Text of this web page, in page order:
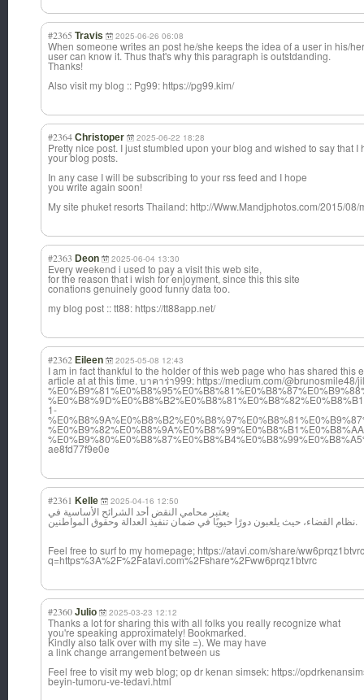
#2365 Travis 2025-06-26 06:08
When someone writes an post he/she keeps the idea of a user in his/
user can know it. Thus that's why this paragraph is outstdanding.
Thanks!
Also visit my blog :: Pg99: https://pg99.kim/
#2364 Christoper 2025-06-22 18:28
Pretty nice post. I just stumbled upon your blog and wished to say that
your blog posts.
In any case I will be subscribing to your rss feed and I hope
you write again soon!
My site phuket resorts Thailand: http://Www.Mandjphotos.com/2015/08/
#2363 Deon 2025-06-04 13:30
Every weekend i used to pay a visit this web site,
for the reason that i wish for enjoyment, since this this site
conations genuinely good funny data too.
my blog post :: tt88: https://tt88app.net/
#2362 Eileen 2025-05-08 12:43
I am in fact thankful to the holder of this web page who has shared this
article at at this time. บาคาร่า999: https://medium.com/@brunosmile48/
1-
ae8fd77f9e0e
#2361 Kelle 2025-04-16 12:50
يعتبر محامي النقض أحد الشرائح الأساسية في
نظام القضاء، حيث يلعبون دورًا حيويًا في ضمان تنفيذ العدالة وحقوق المواطنين.
Feel free to surf to my homepage; https://atavi.com/share/
q=https%3A%2F%2Fatavi.com%2Fshare%2Fww6prqz1btvrc
#2360 Julio 2025-03-23 12:12
Thanks a lot for sharing this with all folks you really recognize what
you're speaking approximately! Bookmarked.
Kindly also talk over with my site =). We may have
a link change arrangement between us
Feel free to visit my web blog; op dr kenan simsek: https://
beyin-tumoru-ve-tedavi.html